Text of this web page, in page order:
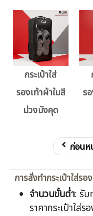
กระเป๋าใส่
รองเท้าผ้าใบสี
ม่วงมังคุด
ร
ก่อนห
การสั่งทำกระเป๋าใส่รอ
จำนวนขั้นต่ำ: รับ
ราคากระเป๋าใส่